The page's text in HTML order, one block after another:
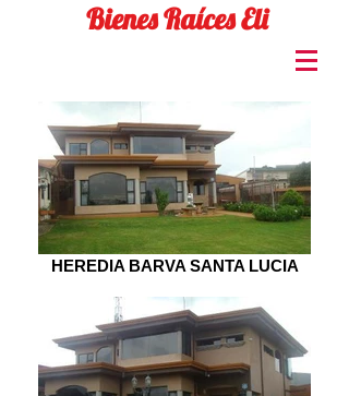
Bienes Raíces Eli
HEREDIA BARVA SANTA LUCIA